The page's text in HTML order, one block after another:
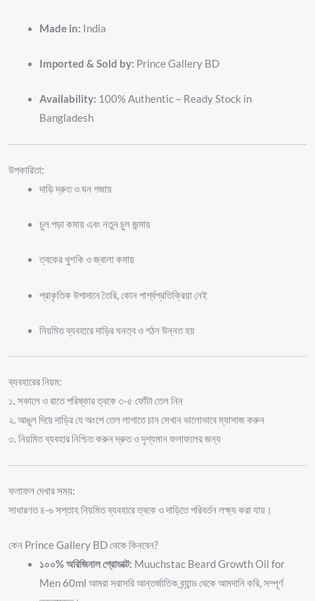
Made in: India
Imported & Sold by: Prince Gallery BD
Availability: 100% Authentic – Ready Stock in
Bangladesh
উপকারিতা:
দাড়ি দ্রুত ও ঘন গজায়
চুল পড়া কমায় এবং নতুন চুল জন্মায়
ত্বকের খুশকি ও জ্বালা কমায়
প্রাকৃতিক উপাদানে তৈরি, কোন পার্শ্বপ্রতিক্রিয়া নেই
নিয়মিত ব্যবহারে দাড়ির ঘনত্ব ও গঠন উন্নত হয়
ব্যবহারের নিয়ম:
১. সকালে ও রাতে পরিষ্কার ত্বকে ৩-৫ ফোঁটা তেল নিন
২. আঙুল দিয়ে দাড়ির যে অংশে তেল লাগাতে চান সেখান ভালোভাবে ম্যাসাজ করুন
৩. নিয়মিত ব্যবহার নিশ্চিত করুন দ্রুত ও দৃশ্যমান ফলাফলের জন্য
ফলাফল দেখার সময়:
সাধারণত ৪-৬ সপ্তাহ নিয়মিত ব্যবহারে ত্বকে ও দাড়িতে পরিবর্তন লক্ষ্য করা যায়।
কেন Prince Gallery BD থেকে কিনবেন?
১০০% অরিজিনাল প্রোডাক্ট: Muuchstac Beard Growth Oil for
Men 60ml আমরা সরাসরি আন্তর্জাতিক ব্র্যান্ড থেকে আমদানি করি, সম্পূর্ণ